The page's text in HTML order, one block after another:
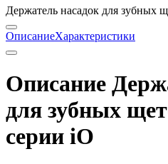
Держатель насадок для зубных
ОписаниеХарактеристики
Описание
для зубных
серии iO